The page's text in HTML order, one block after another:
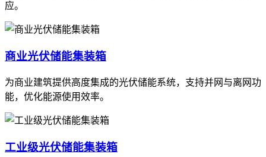
应。
商业光伏储能集装箱
为商业建筑提供高度集成的光伏储能系统，支持并网与离网功
能，优化能源使用效率。
工业级光伏储能集装箱